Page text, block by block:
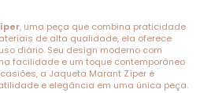
, uma peça que combina praticidade
de alta qualidade, ela oferece
diário. Seu design moderno com
facilidade e um toque contemporâneo
a Jaqueta Marant Zíper é
e elegância em uma única peça.